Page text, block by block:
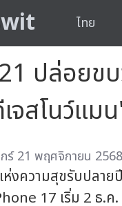
ไทย
ปล่อยข
จสโนว์แ
ร์ 21 พฤศจิกายน
งความสุขรับปลาย
17 เริ่ม 2 ธ.ค